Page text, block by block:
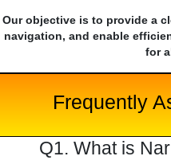
Our objective is to provide a
navigation, and enable
for
Frequently
Q1. What is